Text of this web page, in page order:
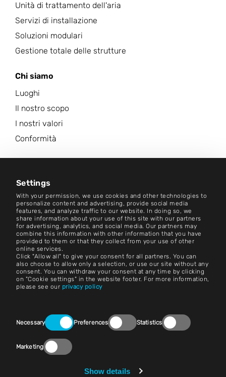
Settings
With your permission, we use cookies and other technologies to
personalize content and advertising, provide social media
features, and analyze traffic to our website. In doing so, we
share information about your use of this site with our partners
for advertising, analytics, and social media. Our partners may
combine this information with other information that you have
provided to them or that they collect from your use of other
online services.
Click "Allow all" to give your consent for all partners. You can
also choose to allow only a selection, or use our site without any
consent. You can withdraw your consent at any time by clicking
on "Cookie settings" in the website footer. For more information,
please see our privacy policy
Selection
Necessary Preferences Statistics
Marketing
Show details
Unità di trattamento dell'aria
Servizi di installazione
Soluzioni modulari
Gestione totale delle strutture
Chi siamo
Luoghi
Il nostro scopo
I nostri valori
Conformità
Centro Notizie
Contatto
Carriera
Termini e condizioni
Impronta
Avviso legale
Contatto
Impostazioni dei cookie